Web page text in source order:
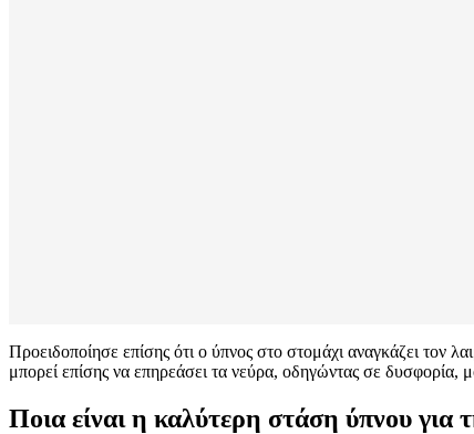
Προειδοποίησε επίσης ότι ο ύπνος στο στομάχι αναγκάζει τον
μπορεί επίσης να επηρεάσει τα νεύρα, οδηγώντας σε δυσφορία,
Ποια είναι η καλύτερη στάση ύπνου για